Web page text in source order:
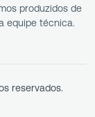
produzidos de
equipe técnica.
reservados.